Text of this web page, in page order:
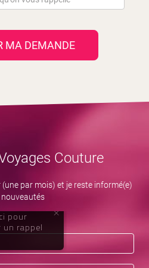
MA DEMANDE
Couture
par mois) et je reste informé(e)
nouveautés